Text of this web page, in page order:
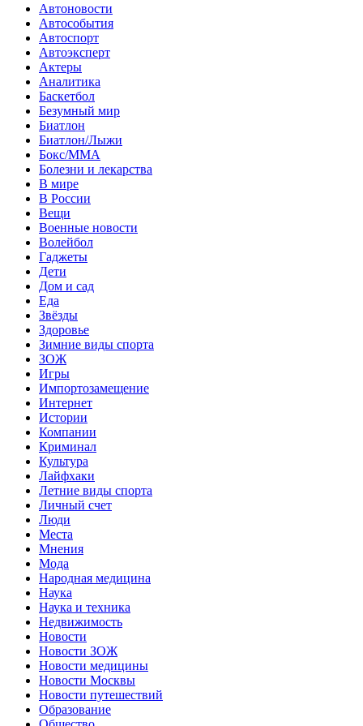
Автоновости
Автособытия
Автоспорт
Автоэксперт
Актеры
Аналитика
Баскетбол
Безумный мир
Биатлон
Биатлон/Лыжи
Бокс/MMA
Болезни и лекарства
В мире
В России
Вещи
Военные новости
Волейбол
Гаджеты
Дети
Дом и сад
Еда
Звёзды
Здоровье
Зимние виды спорта
ЗОЖ
Игры
Импортозамещение
Интернет
Истории
Компании
Криминал
Культура
Лайфхаки
Летние виды спорта
Личный счет
Люди
Места
Мнения
Мода
Народная медицина
Наука
Наука и техника
Недвижимость
Новости
Новости ЗОЖ
Новости медицины
Новости Москвы
Новости путешествий
Образование